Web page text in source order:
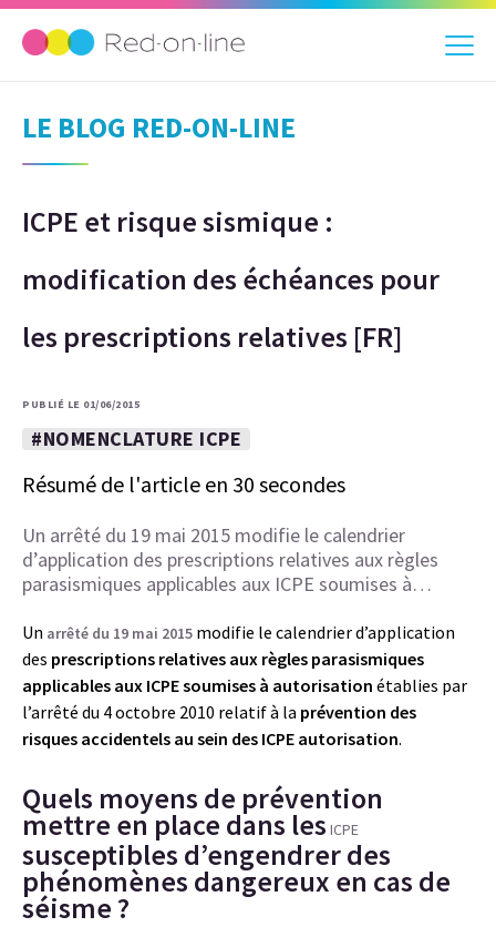
LE BLOG RED-ON-LINE
ICPE et risque sismique :
modification des échéances pour
les prescriptions relatives [FR]
PUBLIÉ LE 01/06/2015
#NOMENCLATURE ICPE
Résumé de l'article en 30 secondes
Un arrêté du 19 mai 2015 modifie le calendrier
d’application des prescriptions relatives aux règles
parasismiques applicables aux ICPE soumises à…
Un arrêté du 19 mai 2015 modifie le calendrier d’application
des prescriptions relatives aux règles parasismiques
applicables aux ICPE soumises à autorisation établies par
l’arrêté du 4 octobre 2010 relatif à la prévention des
risques accidentels au sein des ICPE autorisation.
Quels moyens de prévention
mettre en place dans les ICPE
susceptibles d’engendrer des
phénomènes dangereux en cas de
séisme ?